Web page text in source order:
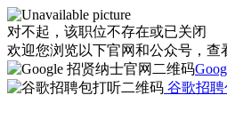
对不起，该职位不存在或已关闭
欢迎您浏览以下官网和公众号，查
谷歌招